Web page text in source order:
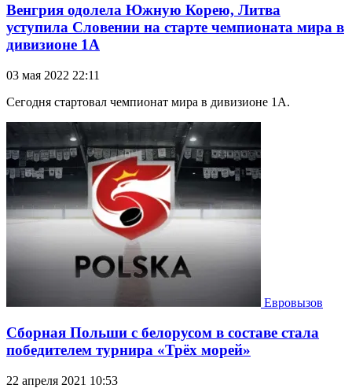
Венгрия одолела Южную Корею, Литва
уступила Словении на старте чемпионата мира в
дивизионе 1А
03 мая 2022 22:11
Сегодня стартовал чемпионат мира в дивизионе 1А.
Евровызов
Сборная Польши с белорусом в составе стала
победителем турнира «Трёх морей»
22 апреля 2021 10:53